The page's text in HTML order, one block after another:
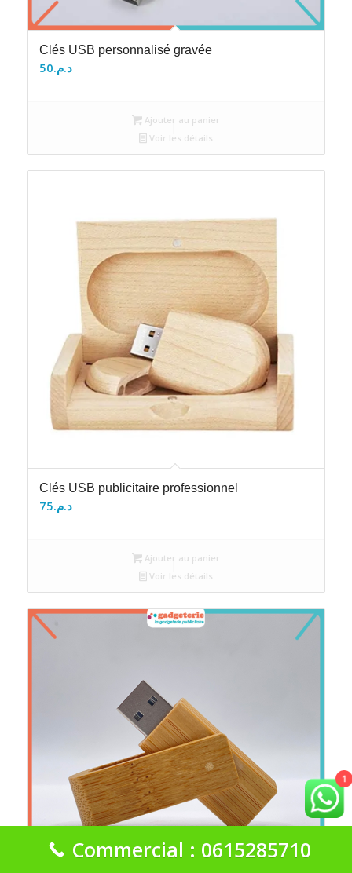
Clés USB personnalisé gravée
د.م.50
Ajouter au panier
Voir les détails
Clés USB publicitaire professionnel
د.م.75
Ajouter au panier
Voir les détails
1
Commercial : 0615285710